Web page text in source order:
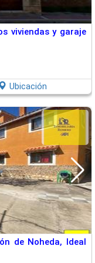
viviendas y garaje
Ubicación
de Noheda, Ideal